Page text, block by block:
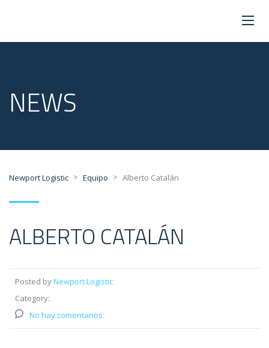
NEWS
Newport Logistic > Equipo > Alberto Catalán
ALBERTO CATALÁN
Posted byNewport Logistic
Category:
No hay comentarios